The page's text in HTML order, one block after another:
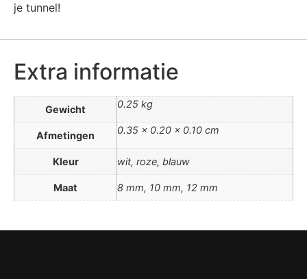
je tunnel!
Extra informatie
Gewicht 0.25 kg
Afmetingen 0.35 × 0.20 × 0.10 cm
Kleur wit, roze, blauw
Maat 8 mm, 10 mm, 12 mm